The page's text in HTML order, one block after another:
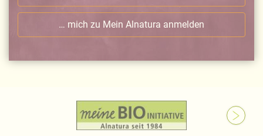
… mich zu Mein Alnatura anmelden